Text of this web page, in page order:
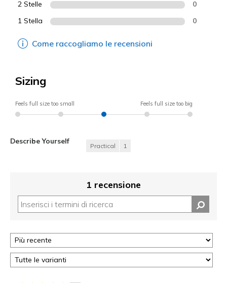
2 Stelle 0
1 Stella 0
Come raccogliamo le recensioni
Sizing
Feels full size too small Feels full size too big
Describe Yourself
Practical 1
1 recensione